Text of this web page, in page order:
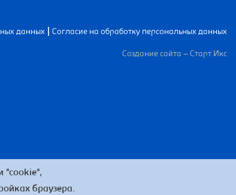
данных Согласие на обработку персональных данных
Создание сайта – Старт Икс
"cookie",
браузера.